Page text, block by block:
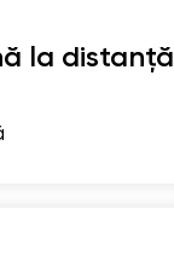
la distanță